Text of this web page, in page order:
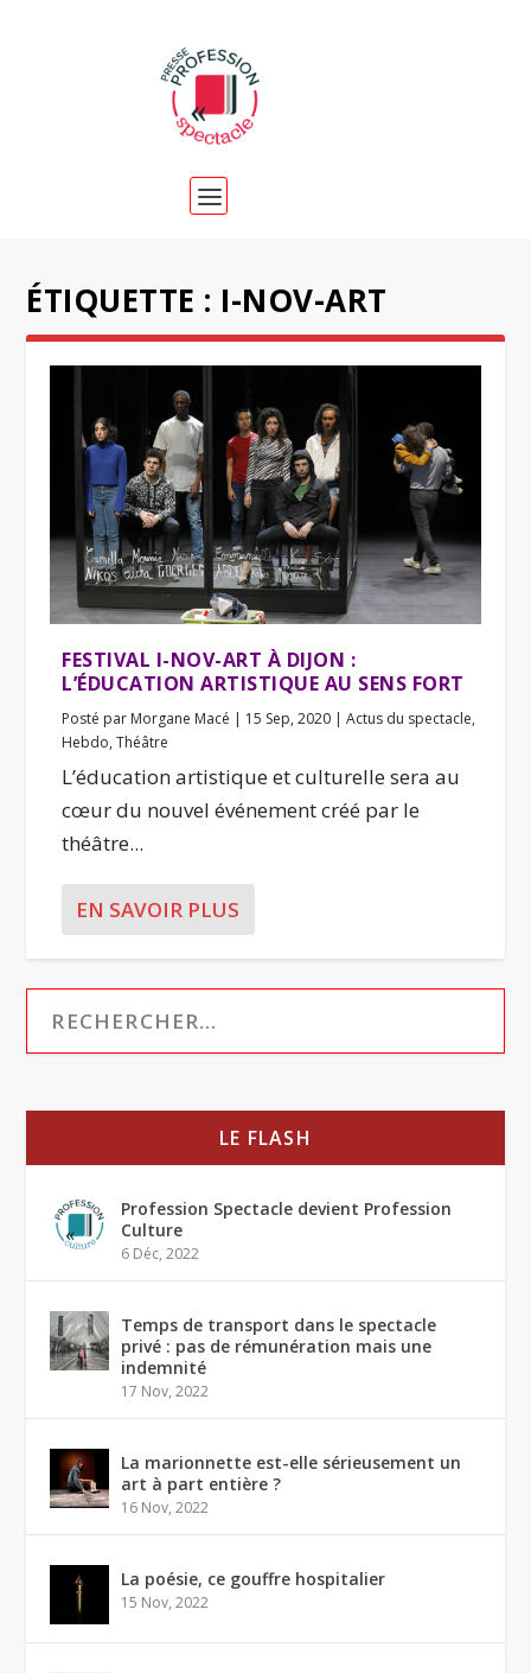
ÉTIQUETTE : I-NOV-ART
FESTIVAL I-NOV-ART À DIJON :
L’ÉDUCATION ARTISTIQUE AU SENS FORT
Posté par Morgane Macé | 15 Sep, 2020 |Actus du spectacle,
Hebdo,Théâtre
L’éducation artistique et culturelle sera au
cœur du nouvel événement créé par le
théâtre...
EN SAVOIR PLUS
LE FLASH
Profession Spectacle devient Profession
Culture
6 Déc, 2022
Temps de transport dans le spectacle
privé : pas de rémunération mais une
indemnité
17 Nov, 2022
La marionnette est-elle sérieusement un
art à part entière ?
16 Nov, 2022
La poésie, ce gouffre hospitalier
15 Nov, 2022